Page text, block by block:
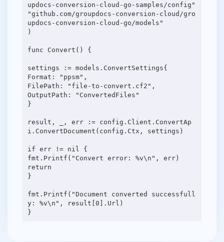
updocs-conversion-cloud-go-samples/config"
"github.com/groupdocs-conversion-cloud/gro
updocs-conversion-cloud-go/models"
)
func Convert() {
settings := models.ConvertSettings{
Format: "ppsm",
FilePath: "file-to-convert.cf2",
OutputPath: "ConvertedFiles"
}
result, _, err := config.Client.ConvertAp
i.ConvertDocument(config.Ctx, settings)
if err != nil {
fmt.Printf("Convert error: %v\n", err)
return
}
fmt.Printf("Document converted successfull
y: %v\n", result[0].Url)